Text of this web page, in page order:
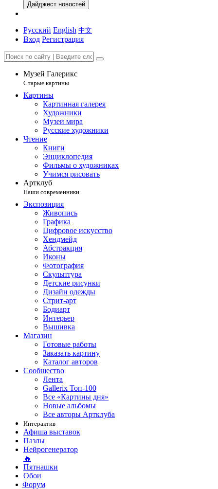
Дайджест новостей
Русский English 中文
Вход Регистрация
Музей Галерикс
Старые картины
Картины
Картинная галерея
Художники
Музеи мира
Русские художники
Чтение
Книги
Энциклопедия
Фильмы о художниках
Учимся рисовать
Артклуб
Наши современники
Экспозиция
Живопись
Графика
Цифровое искусство
Хендмейд
Абстракция
Иконы
Фотография
Скульптура
Детские рисунки
Дизайн одежды
Стрит-арт
Бодиарт
Интерьер
Вышивка
Магазин
Готовые работы
Заказать картину
Каталог авторов
Сообщество
Лента
Gallerix Топ-100
Все «Картины дня»
Новые альбомы
Все авторы Артклуба
Интерактив
Афиша выставок
Пазлы
Нейрогенератор
🔥
Пятнашки
Обои
Форум